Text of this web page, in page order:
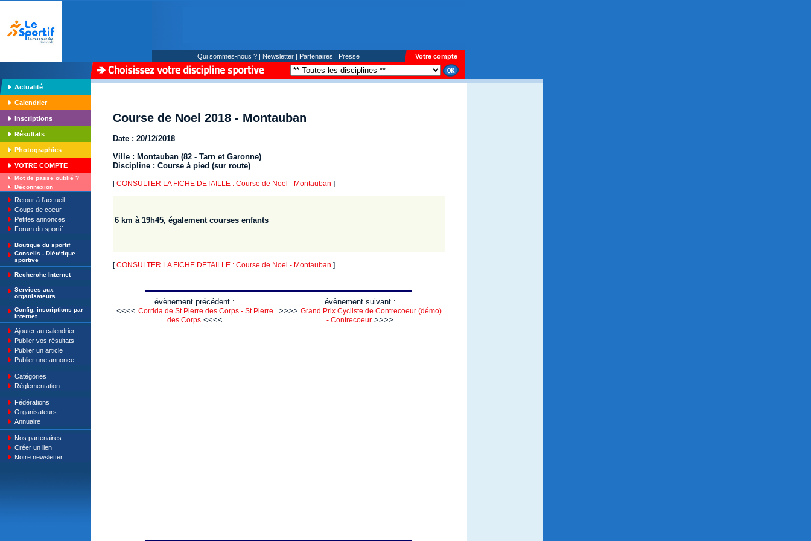
Qui sommes-nous ? | Newsletter | Partenaires | Presse Votre compte
Actualité
Calendrier
Inscriptions
Résultats
Photographies
VOTRE COMPTE
Mot de passe oublié ?
Déconnexion
Retour à l'accueil
Coups de coeur
Petites annonces
Forum du sportif
Boutique du sportif
Conseils - Diététique
sportive
Recherche Internet
Services aux
organisateurs
Config. inscriptions par
Internet
Ajouter au calendrier
Publier vos résultats
Publier un article
Publier une annonce
Catégories
Règlementation
Fédérations
Organisateurs
Annuaire
Nos partenaires
Créer un lien
Notre newsletter
Course de Noel 2018 - Montauban
Date : 20/12/2018
Ville : Montauban (82 - Tarn et Garonne)
Discipline : Course à pied (sur route)
[CONSULTER LA FICHE DETAILLE : Course de Noel - Montauban ]
6 km à 19h45, également courses enfants
[CONSULTER LA FICHE DETAILLE : Course de Noel - Montauban ]
évènement précédent :
<<<< Corrida de St Pierre des Corps - St Pierre
des Corps<<<<
évènement suivant :
>>>> Grand Prix Cycliste de Contrecoeur (démo)
- Contrecoeur >>>>